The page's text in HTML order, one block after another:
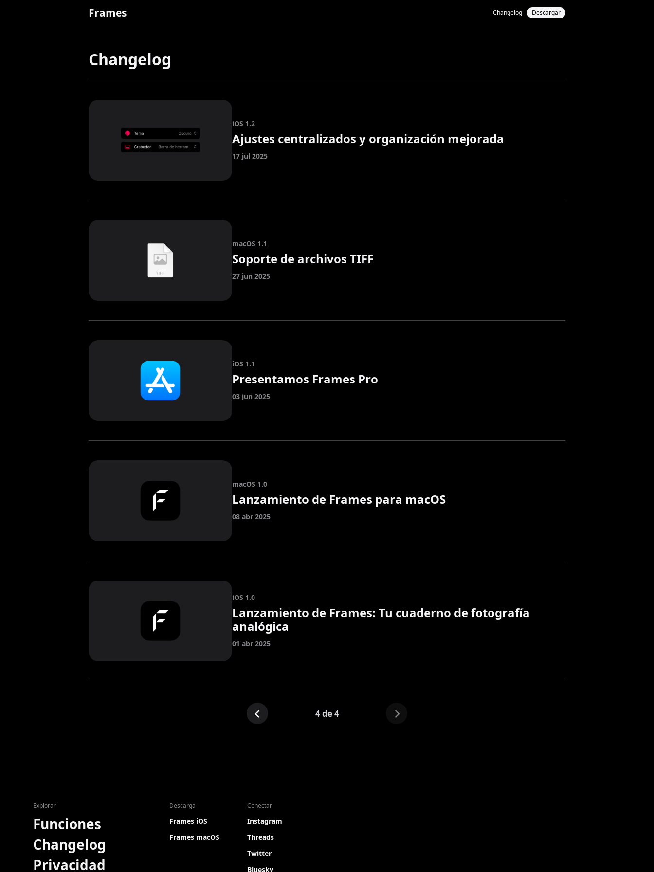
Frames Changelog Descargar
Changelog
iOS 1.2
Ajustes centralizados y organización mejorada
17 jul 2025
macOS 1.1
Soporte de archivos TIFF
27 jun 2025
iOS 1.1
Presentamos Frames Pro
03 jun 2025
macOS 1.0
Lanzamiento de Frames para macOS
08 abr 2025
iOS 1.0
Lanzamiento de Frames: Tu cuaderno de fotografía
analógica
01 abr 2025
4 de 4
Explorar
Funciones
Changelog
Privacidad
Descarga
Frames iOS
Frames macOS
Conectar
Instagram
Threads
Twitter
Bluesky